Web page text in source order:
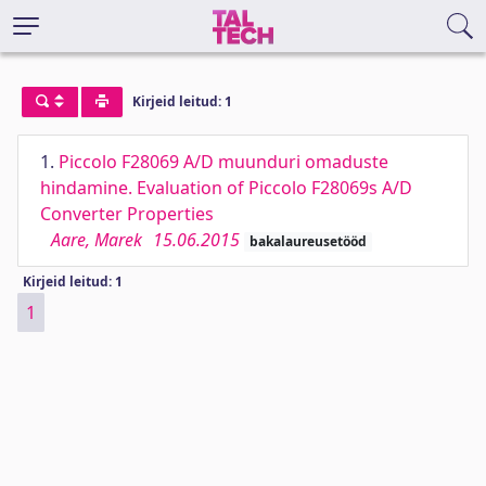
Kirjeid leitud: 1
1. Piccolo F28069 A/D muunduri omaduste
hindamine. Evaluation of Piccolo F28069s A/D
Converter Properties
Aare, Marek 15.06.2015 bakalaureusetööd
Kirjeid leitud: 1
1